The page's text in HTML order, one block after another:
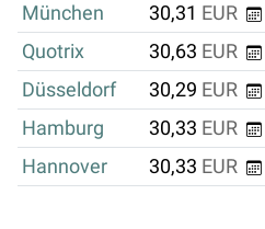
München
30,31 EUR
Quotrix
30,63 EUR
Düsseldorf
30,29 EUR
Hamburg
30,33 EUR
Hannover
30,33 EUR